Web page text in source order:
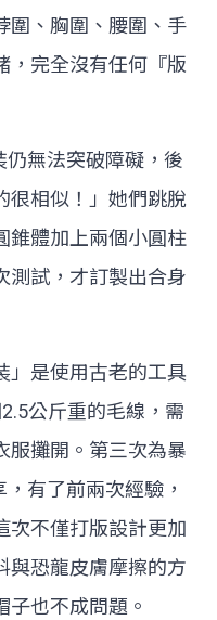
圍、胸圍、腰圍、手
，完全沒有任何『版
仍無法突破障礙，後
很相似！」她們跳脫
錐體加上兩個小圓柱
測試，才訂製出合身
」是使用古老的工具
公斤重的毛線，需
服攤開。第三次為暴
有了前兩次經驗，
次不僅打版設計更加
與恐龍皮膚摩擦的方
子也不成問題。